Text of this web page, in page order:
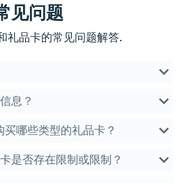
见问题
礼品卡的常见问题解答.
息？
哪些类型的礼品卡？
是否存在限制或限制？